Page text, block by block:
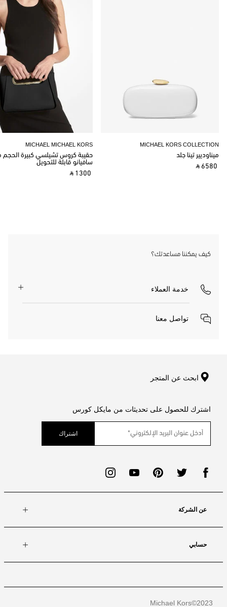
MICHAEL MICHAEL KORS
حقيبة كروس تشيلسي كبيرة الحجم
سافيانو قابلة للتحويل
‎ ⃁ 1300 ‎
MICHAEL KORS COLLECTION
ميناوديير تينا جلد
‎ ⃁ 6580 ‎
كيف يمكننا مساعدتك؟
خدمة العملاء
تواصل معنا
ابحث عن المتجر
اشترك للحصول على تحديثات من مايكل كورس
اشتراك
عن الشركة
حسابي
Michael Kors